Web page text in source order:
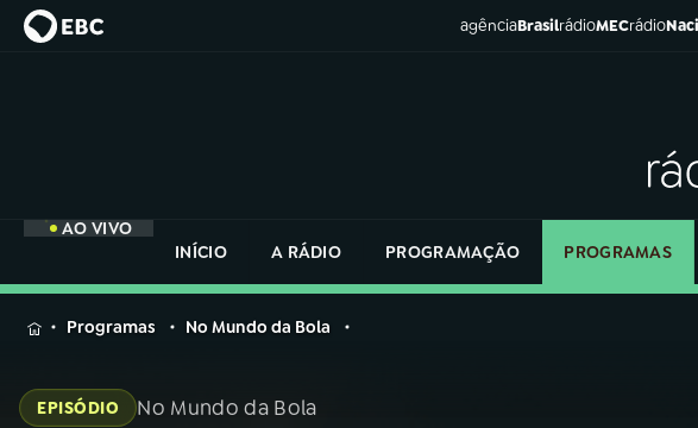
agênciaBrasilrádioMECrádio
AO VIVO
INÍCIO
A RÁDIO PROGRAMAÇÃO PROGRAMAS
MENU
na
Rádio
Programas No Mundo da Bola
EPISÓDIO No Mundo da Bola